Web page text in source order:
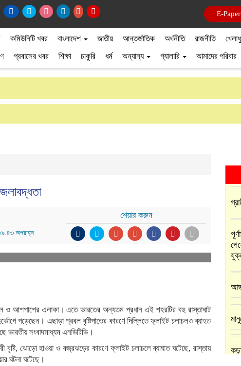
E-Paper
কমিউনিটি খবর বাংলাদেশ জাতীয় আন্তর্জাতিক অর্থনীতি রাজনীতি
প্রবাসের খবর শিক্ষা চাকুরি ধর্ম অন্যান্য গ্যালারি আমাদের পরিবার
অপরাহ্ন
শেয়ার করুন
ও আশপাশের এলাকা। এতে ভারতের অন্যতম প্রধান এই শহরটির বহু রাস্তাঘাট
পড়েছেন। এছাড়া প্রবল বৃষ্টিপাতের কারণে দিল্লিতে ফ্লাইট চলাচলও ব্যাহত
সংবাদমাধ্যম এনডিটিভি।
ঝোড়ো হাওয়া ও বজ্রঝড়ের কারণে ফ্লাইট চলাচলে ব্যাঘাত ঘটেছে, রাস্তায়
ঘটনা ঘটেছে।